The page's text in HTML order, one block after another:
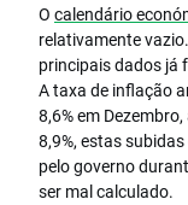
O calendário
relativamente
principais dados já
A taxa de inflação
8,6% em
8,9%, estas
pelo governo
ser mal calculado.